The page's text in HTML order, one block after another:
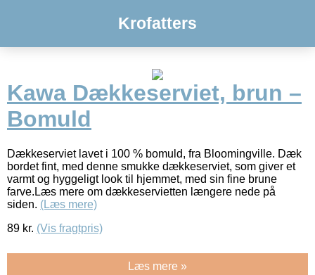
Krofatters
Kawa Dækkeserviet, brun –
Bomuld
Dækkeserviet lavet i 100 % bomuld, fra Bloomingville. Dæk
bordet fint, med denne smukke dækkeserviet, som giver et
varmt og hyggeligt look til hjemmet, med sin fine brune
farve.Læs mere om dækkeservietten længere nede på
siden. (Læs mere)
89 kr. (Vis fragtpris)
Læs mere »